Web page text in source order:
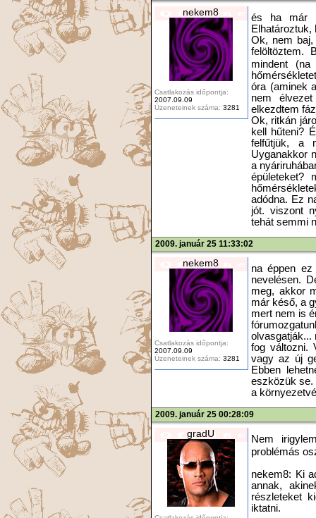
nekem8
Csatlakozás időpontja:
2007.09.09
Üzeneteinek száma: 3281
és ha már
Elhatároztuk,
Ok, nem baj,
felöltöztem.
mindent
óra (aminek
nem
elkezdtem
Ok, ritkán
kell hűteni?
felfűtjük, a
Uyganakkor
a
épületeket?
adódna. Ez
jót. viszont
tehát semmi
2009. január 25 11:33:02
nekem8
Csatlakozás időpontja:
2007.09.09
Üzeneteinek száma: 3281
na éppen
nevelésen.
meg, akkor
már késő, a
mert nem is
olvasgatják...
fog változni.
vagy az új
Ebben
eszközük se.
a
2009. január 25 00:28:09
gradU
Nem
problémás
nekem8: Ki
annak,
részleteket
iktatni.